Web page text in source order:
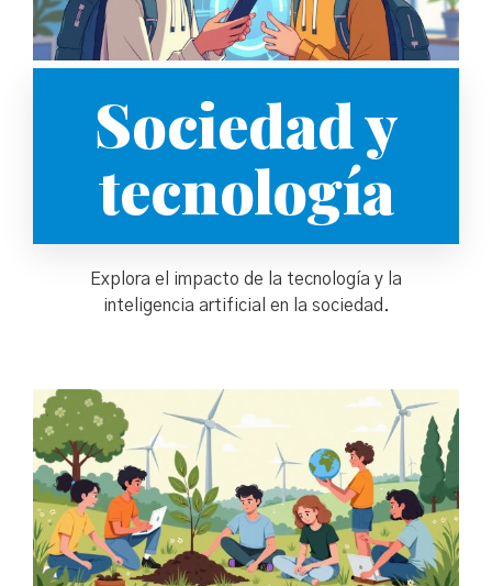
Sociedad y
tecnología
Explora el impacto de la tecnología y la
inteligencia artificial en la sociedad.